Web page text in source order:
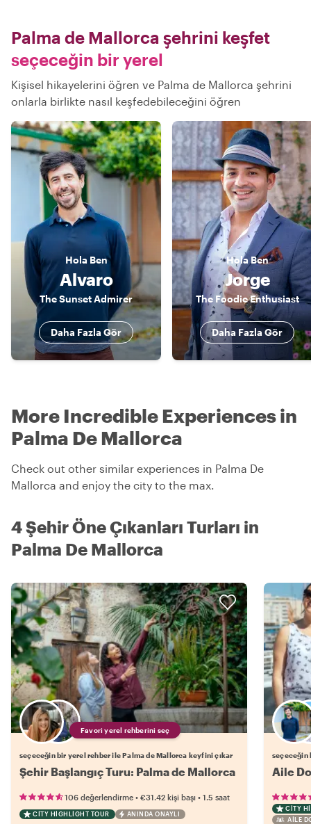
Palma de Mallorca şehrini keşfet
seçeceğin bir yerel
Kişisel hikayelerini öğren ve Palma de Mallorca şehrini
onlarla birlikte nasıl keşfedebileceğini öğren
Hola Ben
Alvaro
The Sunset Admirer
Daha Fazla Gör
Hola Ben
Jorge
The Foodie Enthusiast
Daha Fazla Gör
More Incredible Experiences in
Palma De Mallorca
Check out other similar experiences in Palma De
Mallorca and enjoy the city to the max.
4 Şehir Öne Çıkanları Turları in
Palma De Mallorca
Favori yerel rehberini seç
seçeceğin bir yerel rehber ile Palma de Mallorca keyfini çıkar
Şehir Başlangıç Turu: Palma de Mallorca
106 değerlendirme • €31.42 kişi başı • 1.5 saat
CITY HIGHLIGHT TOUR ANINDA ONAYLI
seçeceğin
Aile
CITY
AILE